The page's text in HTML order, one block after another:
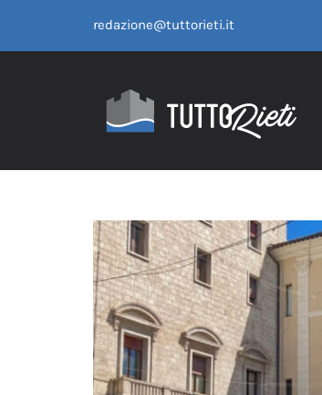
contenuto
redazione@tuttorieti.it